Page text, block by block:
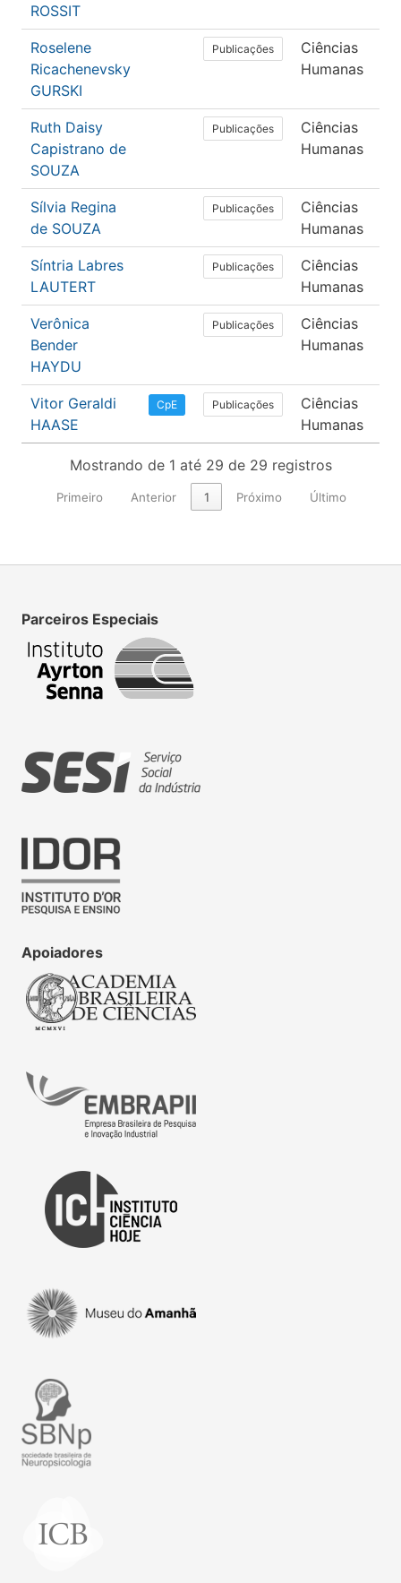
ROSSIT
Roselene
Ricachenevsky
GURSKI
Publicações
Ciências
Humanas
Ruth Daisy
Capistrano de
SOUZA
Publicações
Ciências
Humanas
Sílvia Regina
de SOUZA
Publicações
Ciências
Humanas
Síntria Labres
LAUTERT
Publicações
Ciências
Humanas
Verônica
Bender
HAYDU
Publicações
Ciências
Humanas
Vitor Geraldi
HAASE
CpE Publicações
Ciências
Humanas
Mostrando de 1 até 29 de 29 registros
Primeiro Anterior 1 Próximo Último
Parceiros Especiais
Apoiadores